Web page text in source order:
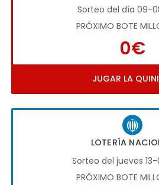
Sorteo del día 09-
PRÓXIMO BOTE
0€
JUGAR LA
LOTERÍA
Sorteo del jueves
PRÓXIMO BOTE